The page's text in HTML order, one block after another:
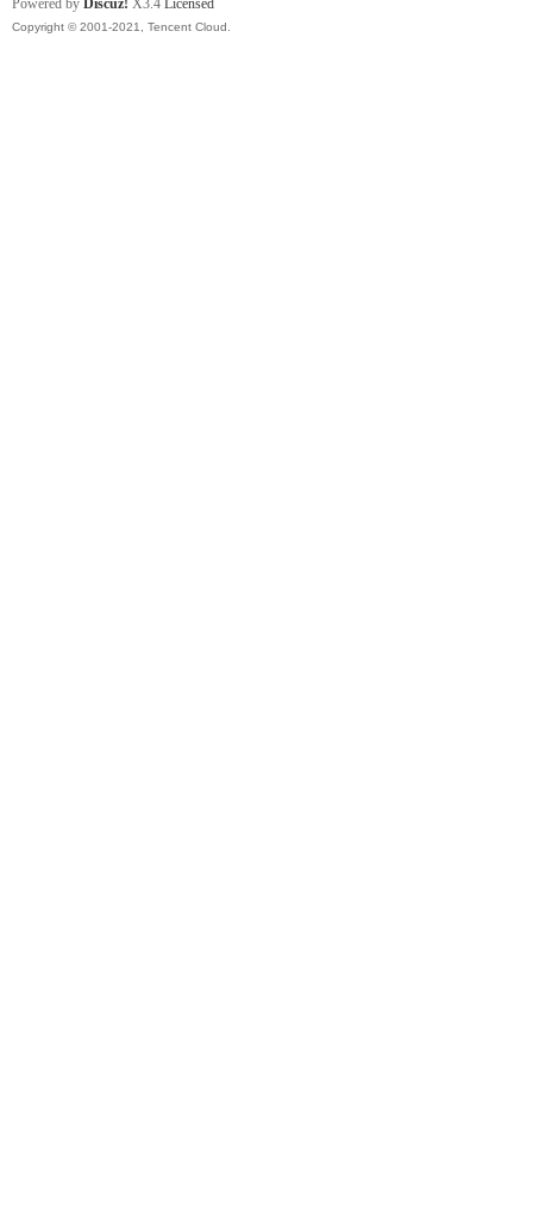
Powered by Discuz! X3.4 Licensed
Copyright © 2001-2021, Tencent Cloud.